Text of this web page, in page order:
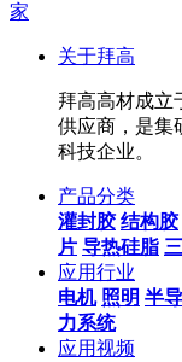
家
关于拜高
拜高高材成立
供应商，是集
科技企业。
产品分类
灌封胶 结构胶
片 导热硅脂
应用行业
电机 照明 半
力系统
应用视频